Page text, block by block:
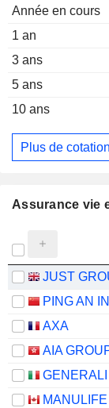
Année en cours
1 an
3 ans
5 ans
10 ans
Plus de
Assurance vie
JUST
AXA
AIA
GENERALI